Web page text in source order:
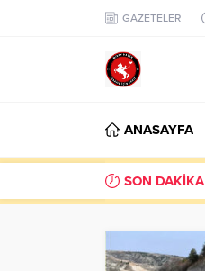
GAZETELER
ANASAYFA
SON DAKİKA